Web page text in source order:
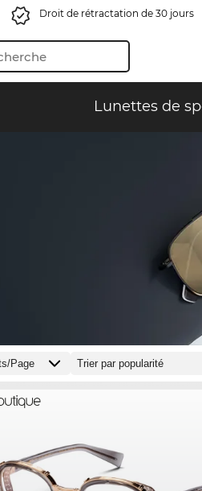
Droit de rétractation de 30 jours
Lunettes de